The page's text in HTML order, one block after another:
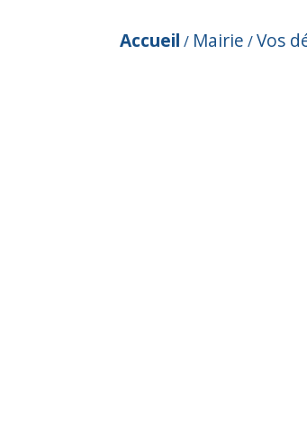
Accueil / Mairie /Vos